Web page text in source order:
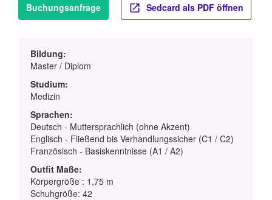
Buchungsanfrage Sedcard als PDF öffnen
Bildung:
Master / Diplom
Studium:
Medizin
Sprachen:
Deutsch - Muttersprachlich (ohne Akzent)
Englisch - Fließend bis Verhandlungssicher (C1 / C2)
Französisch - Basiskenntnisse (A1 / A2)
Outfit Maße:
Körpergröße : 1,75 m
Schuhgröße: 42